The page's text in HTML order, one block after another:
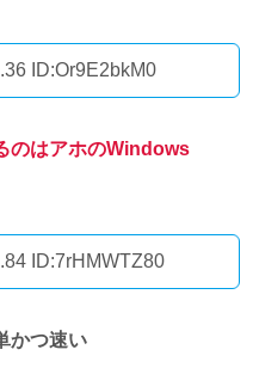
ID:Or9E2bkM0
のはアホのWindows
ID:7rHMWTZ80
かつ速い